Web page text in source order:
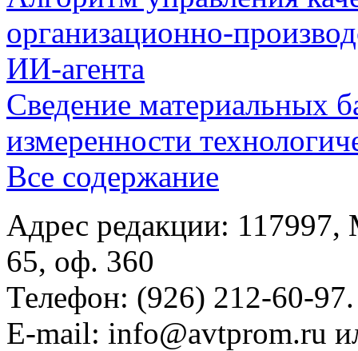
организационно-
ИИ-агента
Сведение материальных
измеренности
Все содержание
Адрес редакции:
65, оф. 360
Телефон: (926) 212-60-97.
E-mail: info@avtprom.ru